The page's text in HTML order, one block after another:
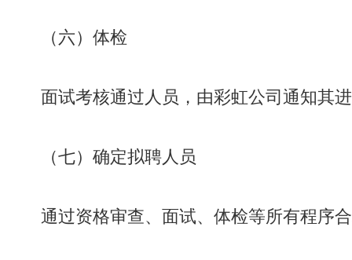
（六）体检
面试考核通过人员，由彩虹公司通知其
（七）确定拟聘人员
通过资格审查、面试、体检等所有程序